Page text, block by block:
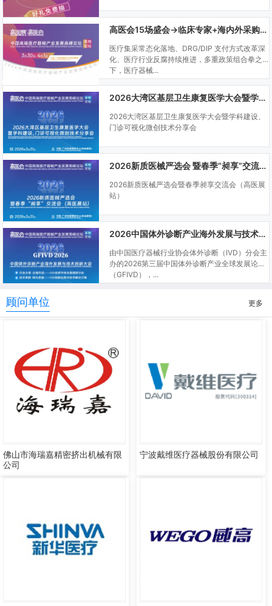
高医会15场盛会→临床专家+海内外采购商双向对接
医疗集采常态化落地、DRG/DIP 支付方式改革深
化、医疗行业反腐持续推进，多重政策组合拳之
下，医疗器械...
2026大湾区基层卫生康复医学大会暨学科建设、门诊可视化微创技术分享会
2026大湾区基层卫生康复医学大会暨学科建设、
门诊可视化微创技术分享会
2026新质医械严选会 暨春季“昶享”交流会（高医展站）
2026新质医械严选会暨春季昶享交流会（高医展
站）
2026中国体外诊断产业海外发展与技术创新大会
由中国医疗器械行业协会体外诊断（IVD）分会主
办的2026第三届中国体外诊断产业全球发展论坛
（GFIVD），...
顾问单位 更多
佛山市海瑞嘉精密挤出机械有限
公司
宁波戴维医疗器械股份有限公司